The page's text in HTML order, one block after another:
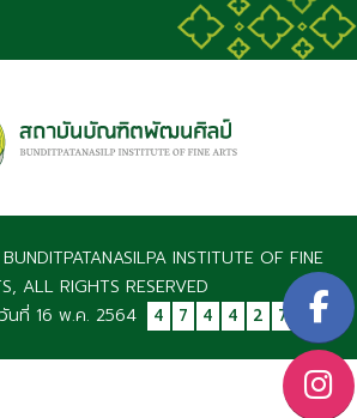
INSTITUTE OF FINE
ALL RIGHTS RESERVED
นที่ 16 พ.ค. 2564
4 7 4 4 2 7 9